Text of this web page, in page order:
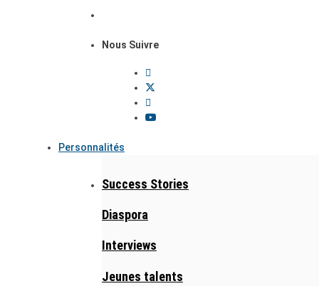
Nous Suivre
Personnalités
Success Stories
Diaspora
Interviews
Jeunes talents